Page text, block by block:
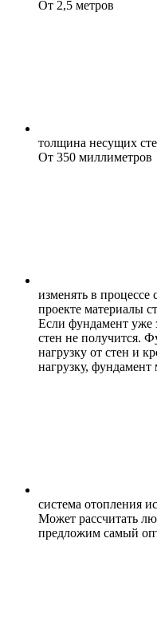
От 2,5 метров
толщина несущих
От 350 миллиметров
изменять в процессе
проекте материалы
Если фундамент уже
стен не получится.
нагрузку от стен и
нагрузку,
система отопления
Может рассчитать
предложим самый